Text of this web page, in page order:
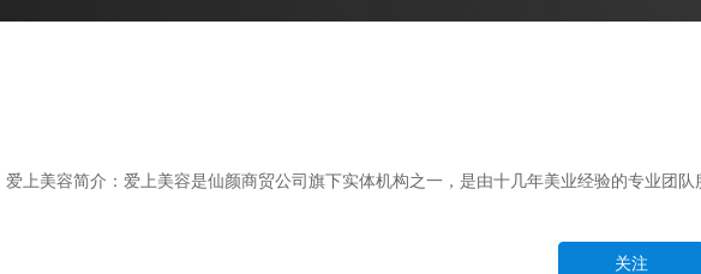
爱上美容简介：爱上美容是仙颜商贸公司旗下实体机构之一，是由十几年美业经验的专业团
关注